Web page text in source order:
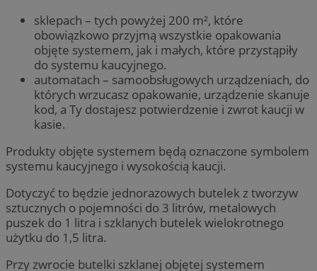
sklepach – tych powyżej 200 m², które
obowiązkowo przyjmą wszystkie opakowania
objęte systemem, jak i małych, które przystąpiły
do systemu kaucyjnego.
automatach – samoobsługowych urządzeniach, do
których wrzucasz opakowanie, urządzenie skanuje
kod, a Ty dostajesz potwierdzenie i zwrot kaucji w
kasie.
Produkty objęte systemem będą oznaczone symbolem
systemu kaucyjnego i wysokością kaucji.
Dotyczyć to będzie jednorazowych butelek z tworzyw
sztucznych o pojemności do 3 litrów, metalowych
puszek do 1 litra i szklanych butelek wielokrotnego
użytku do 1,5 litra.
Przy zwrocie butelki szklanej objętej systemem